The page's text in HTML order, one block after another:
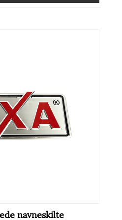
navneskilte